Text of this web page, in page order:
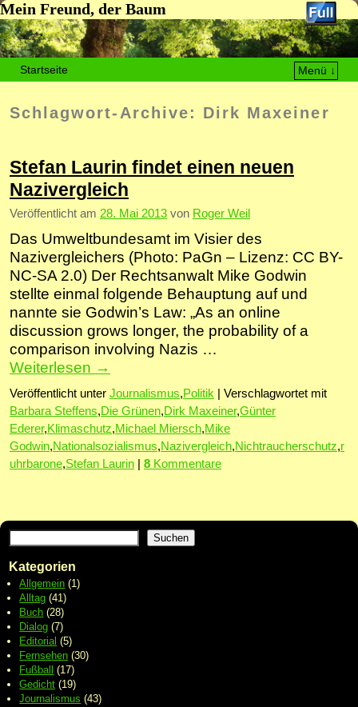
Mein Freund, der Baum
Startseite
Menü ↓
Schlagwort-Archive: Dirk Maxeiner
Stefan Laurin findet einen neuen
Nazivergleich
Veröffentlicht am 28. Mai 2013 von Roger Weil
Das Umweltbundesamt im Visier des
Nazivergleichers (Photo: PaGn – Lizenz: CC BY-
NC-SA 2.0) Der Rechtsanwalt Mike Godwin
stellte einmal folgende Behauptung auf und
nannte sie Godwin’s Law: „As an online
discussion grows longer, the probability of a
comparison involving Nazis …
Weiterlesen →
Veröffentlicht unter Journalismus,Politik
Verschlagwortet mit
Barbara Steffens,Die Grünen,Dirk Maxeiner,Günter
Ederer,Klimaschutz,Michael Miersch,Mike
Godwin,Nationalsozialismus,Nazivergleich,Nichtraucherschutz,r
uhrbarone,Stefan Laurin 8 Kommentare
Suchen
Kategorien
Allgemein (1)
Alltag (41)
Buch (28)
Dialog (7)
Editorial (5)
Fernsehen (30)
Fußball (17)
Gedicht (19)
Journalismus (43)